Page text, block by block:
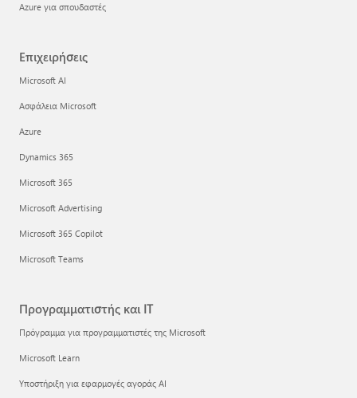
Azure για σπουδαστές
Επιχειρήσεις
Microsoft AI
Ασφάλεια Microsoft
Azure
Dynamics 365
Microsoft 365
Microsoft Advertising
Microsoft 365 Copilot
Microsoft Teams
Προγραμματιστής και IT
Πρόγραμμα για προγραμματιστές της Microsoft
Microsoft Learn
Υποστήριξη για εφαρμογές αγοράς AI